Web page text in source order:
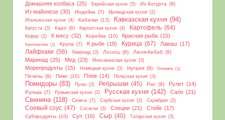
Домашняя колбаса (25) Еврейская кухня (5) Из йогурта (9)
Из майонеза (30) Индейка (7) Ирландская кухня (2)
Итальянская кухня (4) Кабачки (13) Кавказская кухня (94)
Капуста (3) Карп (8) Карпатская кухня (4) Картофель (64)
Кефир (2) К мясу (32) Корейка (10) Красная рыба (15)
Крольчатина (1) Крупа (7) К рыбе (18) Курица (67) Лаваш (17)
Лайфхаки (56) Лимонад (3) Лосось (8) Люля-Кебаб (9)
Маринад (25) Мед (23) Мексиканская кухня (3)
Морепродукты (15) Немецкая кухня (3) Нутрия (9) Оленина (1)
Печень (9) Пиво (10) Плов (14) Польская кухня (3)
Помидоры (83) Пунш (3) Ребрышки (45) Рис (9) Рулет (14)
Рулька (7) Румынская кухня (2) Русская кухня (142) Сало (21)
Свинина (118) Семга (7) Сербская кухня (3) Скумбрия (2)
Соевый соус (47) Сосиски (3) Специи (21) Стейк (17)
Субпродукты (10) Суп (16) Сыр (40) Татарская кухня (3)